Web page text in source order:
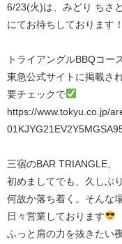
6/23(火)は、みどり ちさ
にてお待ちしております
トライアングルBBQコー
東急公式サイトに掲載さ
要チェックで
https://www.tokyu.co.jp/
三宿のBAR TRIANGLE、
初めましてでも、久しぶり
何故か落ち着く。そんな
日々営業しております
ふっと肩の力を抜きたい夜